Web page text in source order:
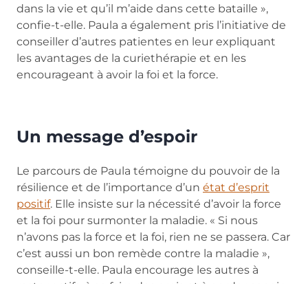
dans la vie et qu’il m’aide dans cette bataille »,
confie-t-elle. Paula a également pris l’initiative de
conseiller d’autres patientes en leur expliquant
les avantages de la curiethérapie et en les
encourageant à avoir la foi et la force.
Un message d’espoir
Le parcours de Paula témoigne du pouvoir de la
résilience et de l’importance d’un état d’esprit
positif. Elle insiste sur la nécessité d’avoir la force
et la foi pour surmonter la maladie. « Si nous
n’avons pas la force et la foi, rien ne se passera. Car
c’est aussi un bon remède contre la maladie »,
conseille-t-elle. Paula encourage les autres à